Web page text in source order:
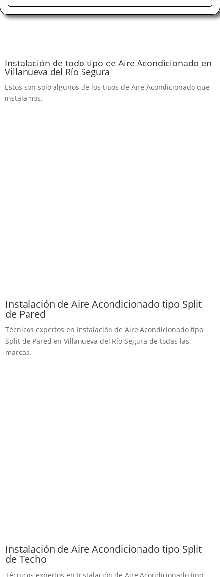
Instalación de todo tipo de Aire Acondicionado en
Villanueva del Río Segura
Estos son solo algunos de los tipos de Aire Acondicionado que
instalamos.
Instalación de Aire Acondicionado tipo Split
de Pared
Técnicos expertos en Instalación de Aire Acondicionado tipo
Split de Pared en Villanueva del Río Segura de todas las
marcas.
Instalación de Aire Acondicionado tipo Split
de Techo
Técnicos expertos en Instalación de Aire Acondicionado tipo